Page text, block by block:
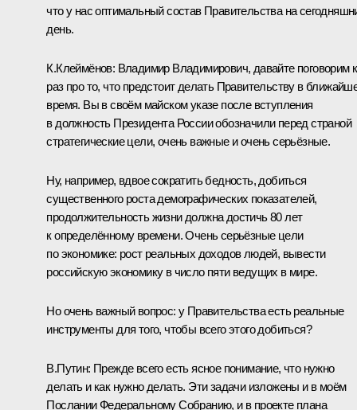
что у нас оптимальный состав Правительства на
день.
К.Клеймёнов: Владимир Владимирович, давайте поговорим
раз про то, что предстоит делать Правительству в
время. Вы в своём майском указе после вступления
в должность Президента России обозначили перед страной
стратегические цели, очень важные и очень серьёзные.
Ну, например, вдвое сократить бедность, добиться
существенного роста демографических показателей,
продолжительность жизни должна достичь 80 лет
к определённому времени. Очень серьёзные цели
по экономике: рост реальных доходов людей, вывести
российскую экономику в число пяти ведущих в мире.
Но очень важный вопрос: у Правительства есть реальные
инструменты для того, чтобы всего этого добиться?
В.Путин: Прежде всего есть ясное понимание, что нужно
делать и как нужно делать. Эти задачи изложены и в моём
Послании Федеральному Собранию, и в проекте плана